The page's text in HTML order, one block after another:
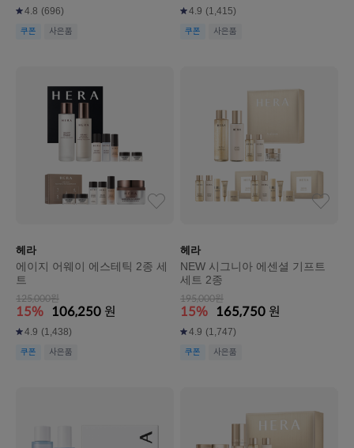
4.8 (696)
쿠폰 사은품
4.9 (1,415)
쿠폰 사은품
헤라
에이지 어웨이 에스테틱 2종 세
트
125,000원
15% 106,250 원
4.9 (1,438)
쿠폰 사은품
헤라
NEW 시그니아 에센셜 기프트
세트 2종
195,000원
15% 165,750 원
4.9 (1,747)
쿠폰 사은품